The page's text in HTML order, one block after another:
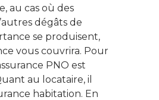
au cas où des
dégâts de
se produisent,
vous couvrira. Pour
PNO est
au locataire, il
habitation. En
pour vous inscrire à
newsletter !
Énergie
Patrimoine